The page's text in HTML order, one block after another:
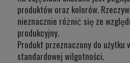
produktów oraz kolorów.
nieznacznie różnić się ze
produkcyjny.
Produkt przeznaczony do użytku
standardowej wilgotności.